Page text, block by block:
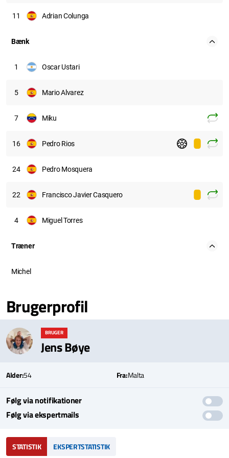
11 Adrian Colunga
Bænk
1 Oscar Ustari
5 Mario Alvarez
7 Miku
16 Pedro Rios
24 Pedro Mosquera
22 Francisco Javier Casquero
4 Miguel Torres
Træner
Michel
Brugerprofil
BRUGER
Jens Bøye
Alder:54 Fra:Malta
Følg via notifikationer
Følg via ekspertmails
STATISTIK EKSPERTSTATISTIK